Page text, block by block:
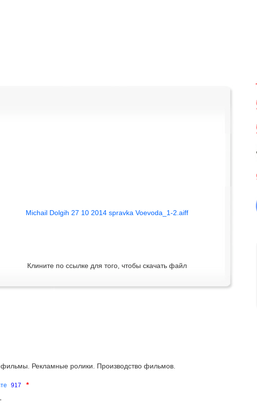
Michail Dolgih 27 10 2014 spravka Voevoda_1-2.aiff
Клините по ссылке для того, чтобы скачать файл
Рекламные ролики. Производство фильмов.
917 *